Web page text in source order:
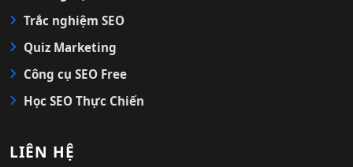
Trắc nghiệm SEO
Quiz Marketing
Công cụ SEO Free
Học SEO Thực Chiến
LIÊN HỆ